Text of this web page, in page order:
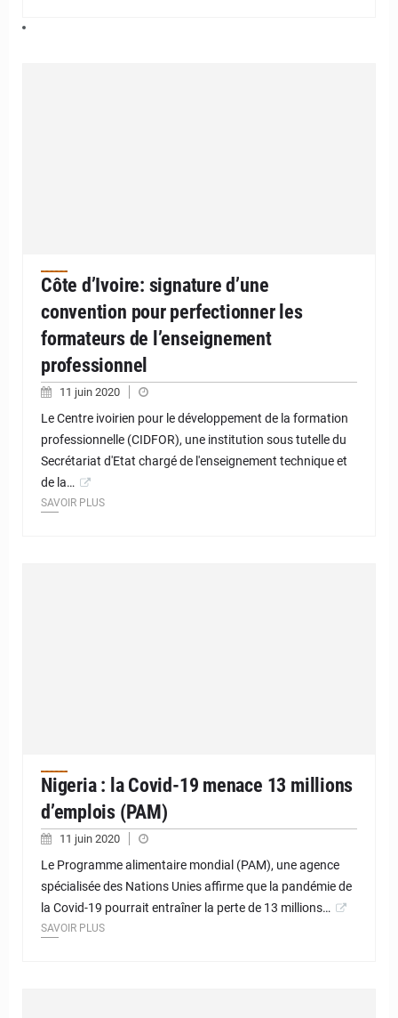
Côte d’Ivoire: signature d’une
convention pour perfectionner les
formateurs de l’enseignement
professionnel
11 juin 2020
Le Centre ivoirien pour le développement de la formation
professionnelle (CIDFOR), une institution sous tutelle du
Secrétariat d'Etat chargé de l'enseignement technique et
de la…
SAVOIR PLUS
Nigeria : la Covid-19 menace 13 millions
d’emplois (PAM)
11 juin 2020
Le Programme alimentaire mondial (PAM), une agence
spécialisée des Nations Unies affirme que la pandémie de
la Covid-19 pourrait entraîner la perte de 13 millions…
SAVOIR PLUS